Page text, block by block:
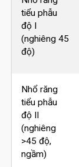
tiểu phẫu
độ I
(nghiêng 45
độ)
Nhổ răng
tiểu phẫu
độ II
(nghiêng
>45 độ,
ngầm)